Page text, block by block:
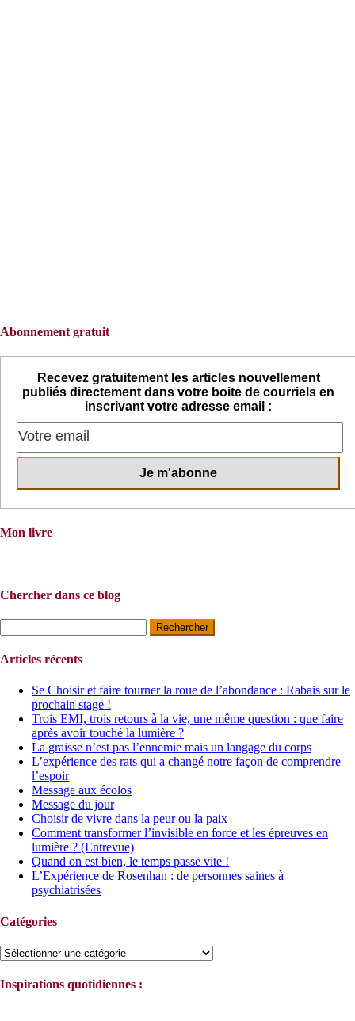
Abonnement gratuit
Recevez gratuitement les articles nouvellement
publiés directement dans votre boite de courriels en
inscrivant votre adresse email :
Mon livre
Chercher dans ce blog
Articles récents
Se Choisir et faire tourner la roue de l’abondance : Rabais sur le
prochain stage !
Trois EMI, trois retours à la vie, une même question : que faire
après avoir touché la lumière ?
La graisse n’est pas l’ennemie mais un langage du corps
L’expérience des rats qui a changé notre façon de comprendre
l’espoir
Message aux écolos
Message du jour
Choisir de vivre dans la peur ou la paix
Comment transformer l’invisible en force et les épreuves en
lumière ? (Entrevue)
Quand on est bien, le temps passe vite !
L’Expérience de Rosenhan : de personnes saines à
psychiatrisées
Catégories
Catégories
Inspirations quotidiennes :